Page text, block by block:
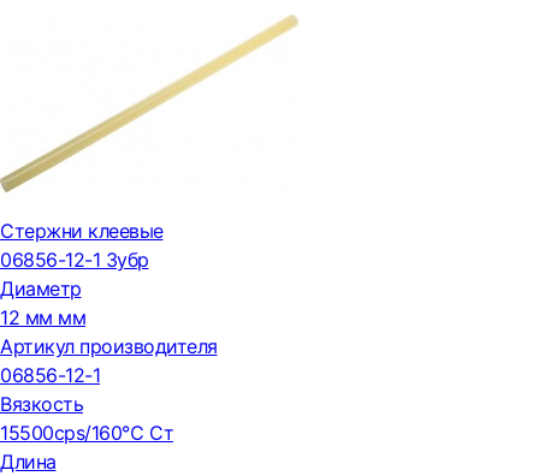
Стержни клеевые
06856-12-1 Зубр
Диаметр
12 мм мм
Артикул производителя
06856-12-1
Вязкость
15500cps/160℃ Ст
Длина